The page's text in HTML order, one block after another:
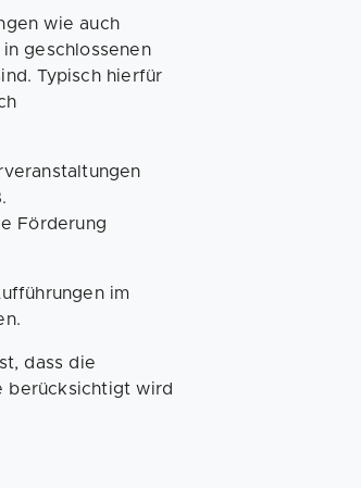
wie auch
geschlossenen
Typisch hierfür
Förderung
im
dass die
berücksichtigt wird